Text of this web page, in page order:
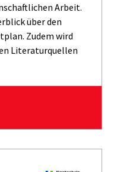
Arbeit.
über den
Zudem wird
Literaturquellen